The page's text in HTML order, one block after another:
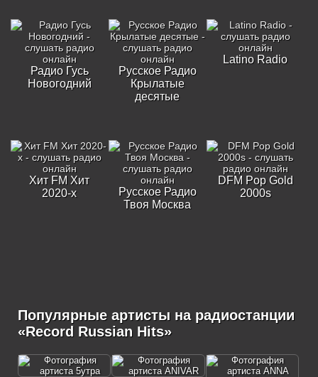
Радио Гусь
Новогодний
Русское Радио
Крылатые
десятые
Latino Radio
Хит FM Хит
2020-х
Русское Радио
Твоя Москва
DFM Pop Gold
2000s
Популярные артисты на радиостанции
«Record Russian Hits»